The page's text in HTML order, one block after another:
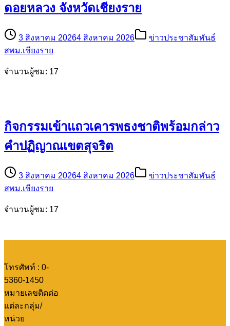
ดอยหลวง จังหวัดเชียงราย
3 สิงหาคม 20264 สิงหาคม 2026
ข่าวประชาสัมพันธ์
สพม.เชียงราย
จำนวนผู้ชม: 17
กิจกรรมเข้าแถวเคารพธงชาติพร้อมกล่าว
คำปฏิญาณเขตสุจริต
3 สิงหาคม 20264 สิงหาคม 2026
ข่าวประชาสัมพันธ์
สพม.เชียงราย
จำนวนผู้ชม: 17
โทรศัพท์ : 0-
5360-1450
หมายเลขติดต่อ
แต่ละกลุ่ม/
หน่วย